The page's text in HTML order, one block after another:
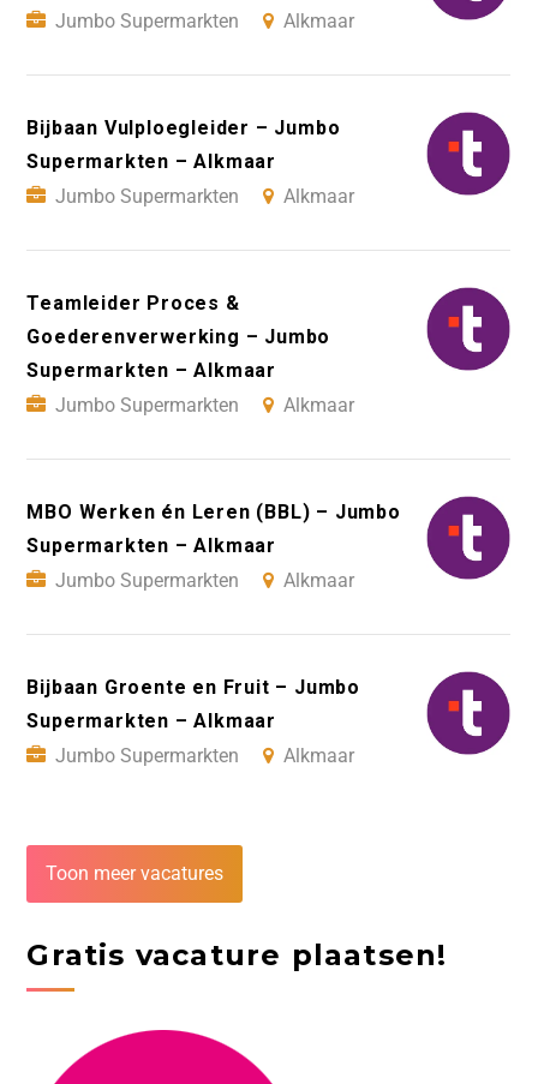
Jumbo Supermarkten Alkmaar
Bijbaan Vulploegleider – Jumbo
Supermarkten – Alkmaar
Jumbo Supermarkten
Alkmaar
Teamleider Proces &
Goederenverwerking – Jumbo
Supermarkten – Alkmaar
Jumbo Supermarkten
Alkmaar
MBO Werken én Leren (BBL) – Jumbo
Supermarkten – Alkmaar
Jumbo Supermarkten
Alkmaar
Bijbaan Groente en Fruit – Jumbo
Supermarkten – Alkmaar
Jumbo Supermarkten
Alkmaar
Toon meer vacatures
Gratis vacature plaatsen!